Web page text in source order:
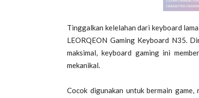
Tinggalkan kelelahan dari keyboard
LEORQEON Gaming Keyboard N35.
maksimal, keyboard gaming ini
mekanikal.
Cocok digunakan untuk bermain